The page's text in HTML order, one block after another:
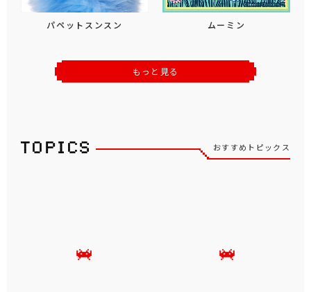
パペットスンスン ムーミン
もっと見る
おすすめトピックス